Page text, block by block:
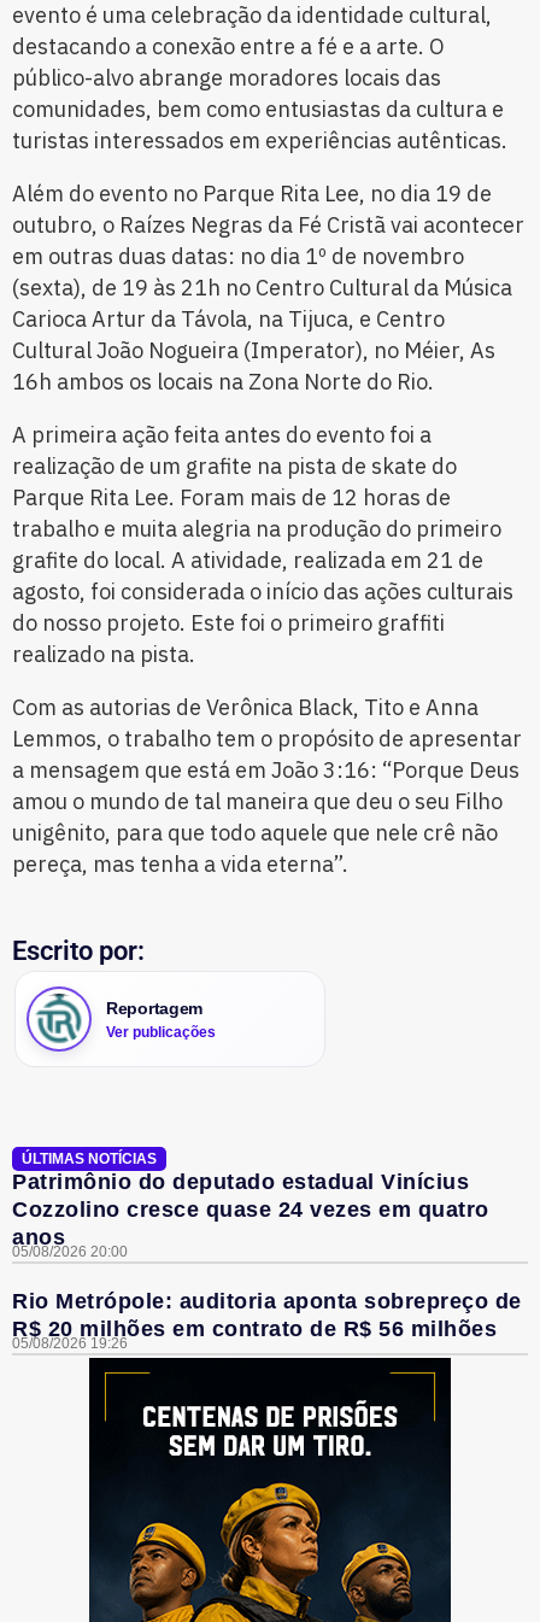
evento é uma celebração da identidade cultural,
destacando a conexão entre a fé e a arte. O
público-alvo abrange moradores locais das
comunidades, bem como entusiastas da cultura e
turistas interessados em experiências autênticas.
Além do evento no Parque Rita Lee, no dia 19 de
outubro, o Raízes Negras da Fé Cristã vai acontecer
em outras duas datas: no dia 1º de novembro
(sexta), de 19 às 21h no Centro Cultural da Música
Carioca Artur da Távola, na Tijuca, e Centro
Cultural João Nogueira (Imperator), no Méier, As
16h ambos os locais na Zona Norte do Rio.
A primeira ação feita antes do evento foi a
realização de um grafite na pista de skate do
Parque Rita Lee. Foram mais de 12 horas de
trabalho e muita alegria na produção do primeiro
grafite do local. A atividade, realizada em 21 de
agosto, foi considerada o início das ações culturais
do nosso projeto. Este foi o primeiro graffiti
realizado na pista.
Com as autorias de Verônica Black, Tito e Anna
Lemmos, o trabalho tem o propósito de apresentar
a mensagem que está em João 3:16: “Porque Deus
amou o mundo de tal maneira que deu o seu Filho
unigênito, para que todo aquele que nele crê não
pereça, mas tenha a vida eterna”.
Escrito por:
Reportagem
Ver publicações
ÚLTIMAS NOTÍCIAS
Patrimônio do deputado estadual Vinícius
Cozzolino cresce quase 24 vezes em quatro
anos
05/08/2026 20:00
Rio Metrópole: auditoria aponta sobrepreço de
R$ 20 milhões em contrato de R$ 56 milhões
05/08/2026 19:26